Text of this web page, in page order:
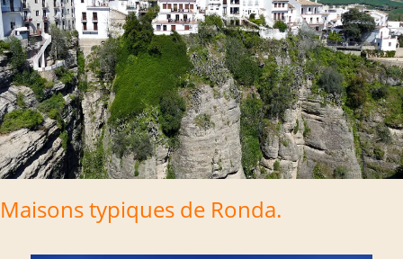
Maisons typiques de Ronda.